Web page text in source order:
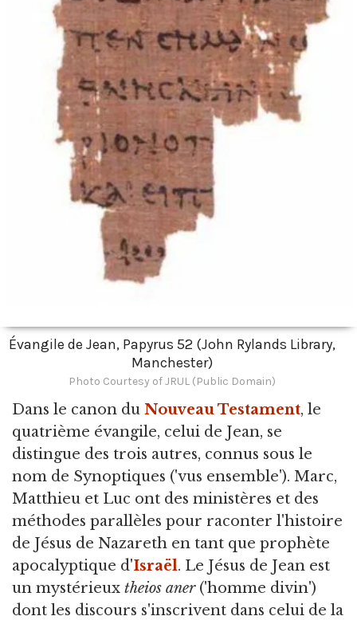
Évangile de Jean, Papyrus 52 (John Rylands Library,
Manchester)
Photo Courtesy of JRUL (Public Domain)
Dans le canon du Nouveau Testament, le
quatrième évangile, celui de Jean, se
distingue des trois autres, connus sous le
nom de Synoptiques ('vus ensemble'). Marc,
Matthieu et Luc ont des ministères et des
méthodes parallèles pour raconter l'histoire
de Jésus de Nazareth en tant que prophète
apocalyptique d'Israël. Le Jésus de Jean est
un mystérieux theios aner('homme divin')
dont les discours s'inscrivent dans celui de la